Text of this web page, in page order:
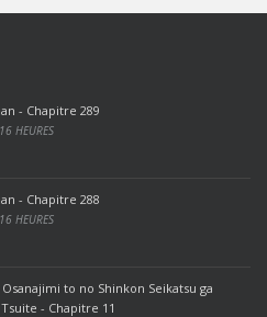
- Chapitre 289
HEURES
- Chapitre 288
HEURES
to no Shinkon Seikatsu ga
- Chapitre 11